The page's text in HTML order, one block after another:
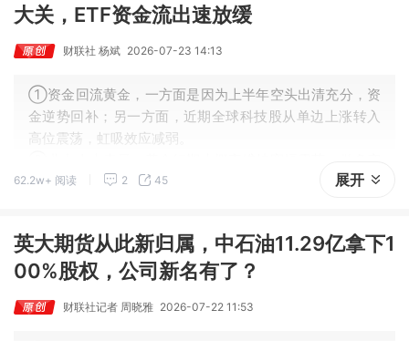
大关，ETF资金流出速放缓
财联社 杨斌 2026-07-23 14:13
①资金回流黄金，一方面是因为上半年空头出清充分，资
金逆势回补；另一方面，近期全球科技股从单边上涨转入
高位震荡，虹吸效应减弱。
口尚未开启，趋势性上涨或需等到9月之后，核心变量在于
62.2w+ 阅读 2 45 展开
英大期货从此新归属，中石油11.29亿拿下1
00%股权，公司新名有了？
财联社记者 周晓雅 2026-07-22 11:53